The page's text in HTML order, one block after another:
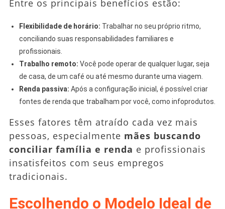
Entre os principais benefícios estão:
Flexibilidade de horário: Trabalhar no seu próprio ritmo,
conciliando suas responsabilidades familiares e
profissionais.
Trabalho remoto: Você pode operar de qualquer lugar, seja
de casa, de um café ou até mesmo durante uma viagem.
Renda passiva: Após a configuração inicial, é possível criar
fontes de renda que trabalham por você, como infoprodutos.
Esses fatores têm atraído cada vez mais
pessoas, especialmente mães buscando
conciliar família e renda e profissionais
insatisfeitos com seus empregos
tradicionais.
Escolhendo o Modelo Ideal de